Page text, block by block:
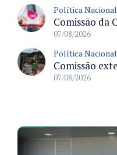
Política Nacional
07/08/2026
Política Nacional
07/08/2026